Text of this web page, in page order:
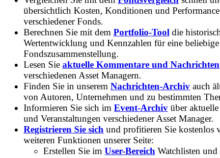
übersichtlich Kosten, Konditionen und Performance
verschiedener Fonds.
Berechnen Sie mit dem Portfolio-Tool die
Wertentwicklung und Kennzahlen für eine beliebige
Fondszusammenstellung.
Lesen Sie aktuelle Kommentare und Nachrichten
verschiedenen Asset Managern.
Finden Sie in unserem Nachrichten-Archiv auch
von Autoren, Unternehmen und zu bestimmten
Informieren Sie sich im Event-Archiv über
und Veranstaltungen verschiedener Asset Manager.
Registrieren Sie sich und profitieren Sie kostenlos
weiteren Funktionen unserer Seite:
Erstellen Sie im User-Bereich Watchlisten und